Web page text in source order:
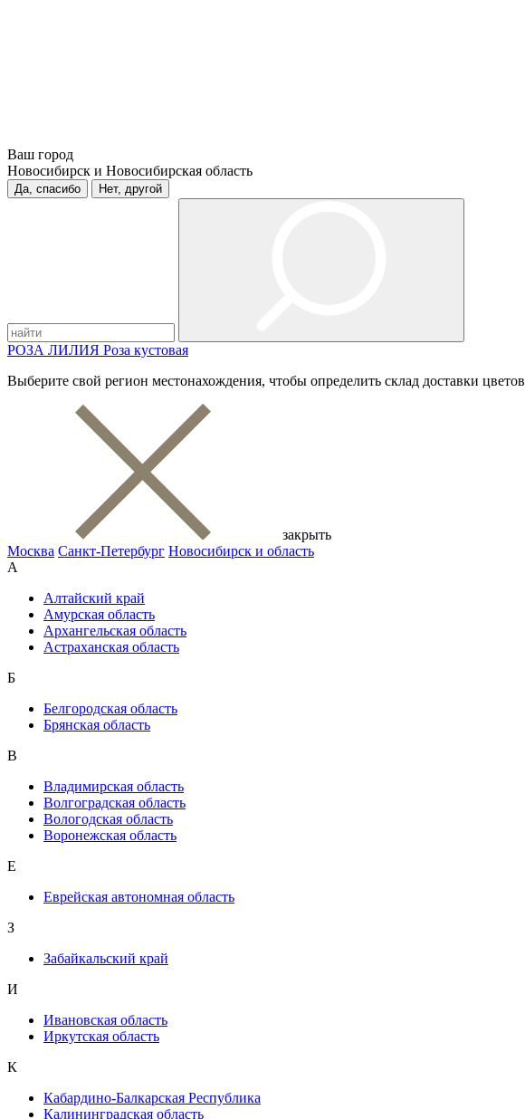
Ваш город
Новосибирск и Новосибирская область
Да, спасибо Нет, другой
РОЗА ЛИЛИЯ Роза кустовая
Выберите свой регион местонахождения, чтобы определить склад доставки цветов
закрыть
Москва Санкт-Петербург Новосибирск и область
А
Алтайский край
Амурская область
Архангельская область
Астраханская область
Б
Белгородская область
Брянская область
В
Владимирская область
Волгоградская область
Вологодская область
Воронежская область
Е
Еврейская автономная область
З
Забайкальский край
И
Ивановская область
Иркутская область
К
Кабардино-Балкарская Республика
Калининградская область